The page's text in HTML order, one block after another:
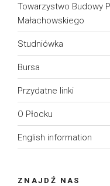
Towarzystwo Budowy
Małachowskiego
Studniówka
Bursa
Przydatne linki
O Płocku
English information
ZNAJDŹ NAS